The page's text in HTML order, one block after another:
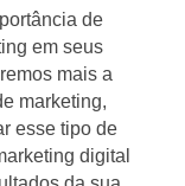
de
em seus
mais a
marketing,
esse tipo de
digital